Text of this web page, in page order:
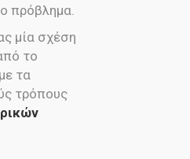
πρόβλημα.
μία σχέση
το
τα
τρόπους